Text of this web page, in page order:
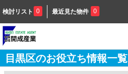
検討リスト 0 最近見た物件 0
目黒区のお役立ち情報一覧